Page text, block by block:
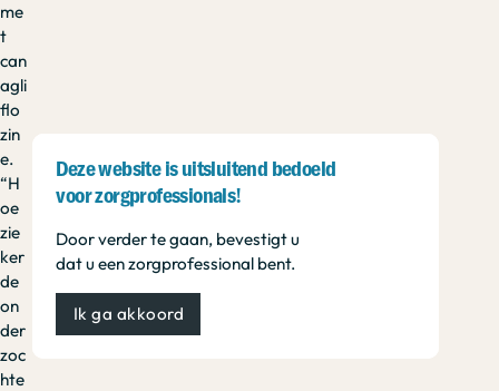
me
t
can
agli
flo
zin
e.
“H
oe
zie
ker
de
on
der
zoc
hte
Deze website is uitsluitend bedoeld
voor zorgprofessionals!
Door verder te gaan, bevestigt u
dat u een zorgprofessional bent.
Ik ga akkoord